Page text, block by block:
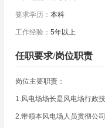
要求学历： 本科
工作经验： 5年以上
任职要求/岗位职责
岗位主要职责：
1.风电场场长是风电场行政
2.带领本风电场人员贯彻公